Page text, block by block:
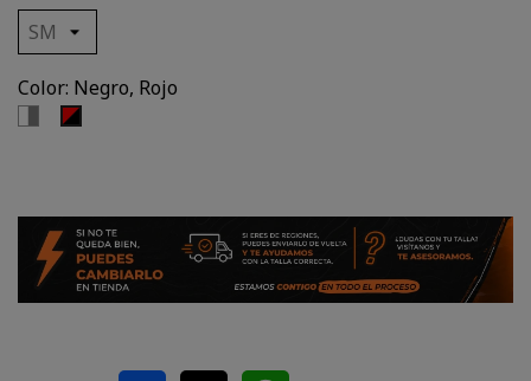
Color: Negro, Rojo
Blanco,Negro,